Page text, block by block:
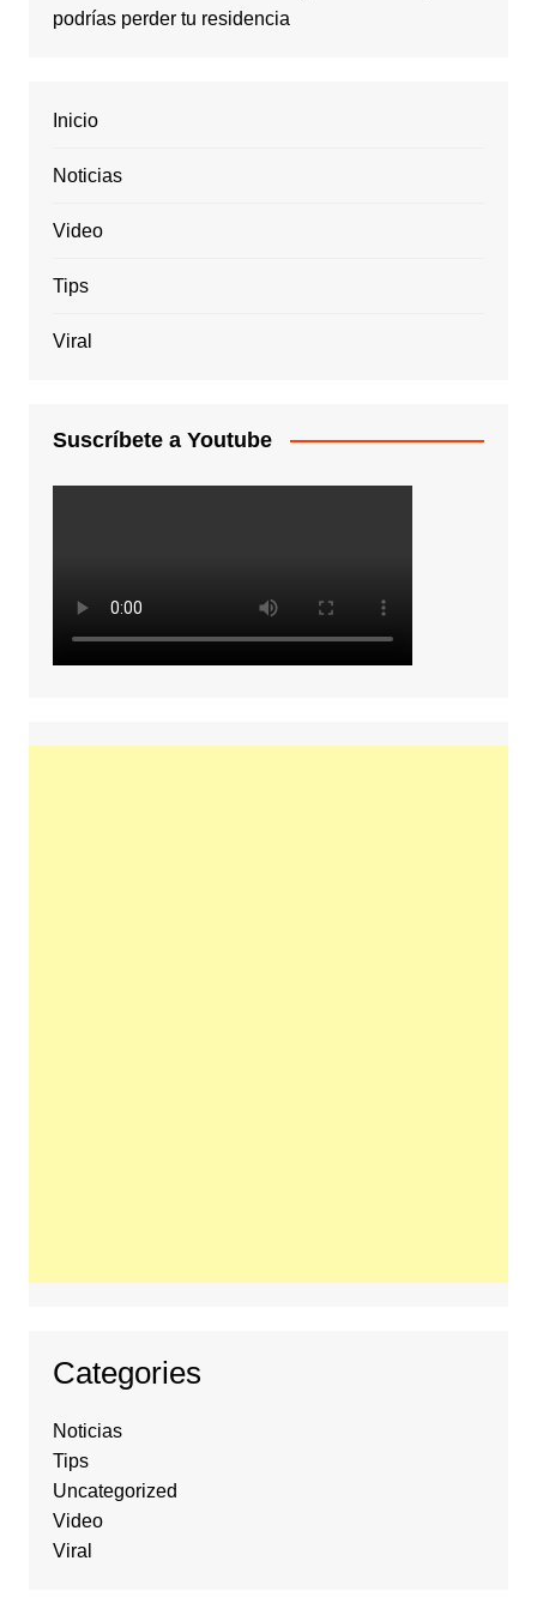
podrías perder tu residencia
Inicio
Noticias
Video
Tips
Viral
Suscríbete a Youtube
Categories
Noticias
Tips
Uncategorized
Video
Viral